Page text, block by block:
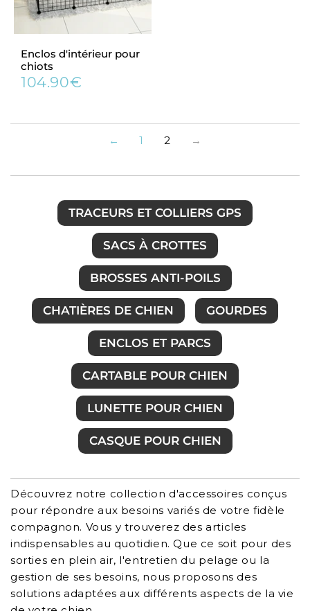
Enclos d'intérieur pour
chiots
Prix
104.90€
← 1 2 →
TRACEURS ET COLLIERS GPS
SACS À CROTTES
BROSSES ANTI-POILS
CHATIÈRES DE CHIEN GOURDES
ENCLOS ET PARCS
CARTABLE POUR CHIEN
LUNETTE POUR CHIEN
CASQUE POUR CHIEN
Découvrez notre collection d'accessoires conçus
pour répondre aux besoins variés de votre fidèle
compagnon. Vous y trouverez des articles
indispensables au quotidien. Que ce soit pour des
sorties en plein air, l'entretien du pelage ou la
gestion de ses besoins, nous proposons des
solutions adaptées aux différents aspects de la vie